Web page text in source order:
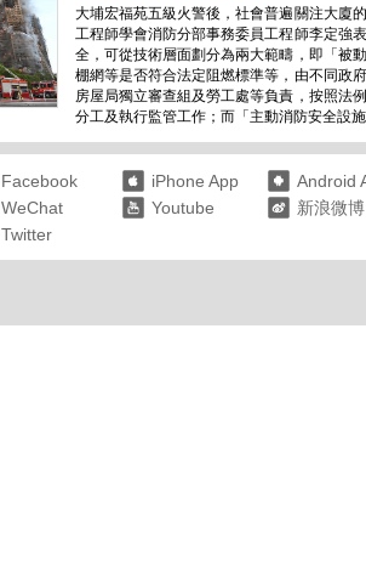
大埔宏福苑五級火警後，社會普遍關注大廈
工程師學會消防分部事務委員工程師李定強
全，可從技術層面劃分為兩大範疇，即「被
棚網等是否符合法定阻燃標準等，由不同政
房屋局獨立審查組及勞工處等負責，按照法
分工及執行監管工作；而「主動消防安全設
Facebook iPhone App
Android
WeChat
Youtube
新浪微博
Twitter